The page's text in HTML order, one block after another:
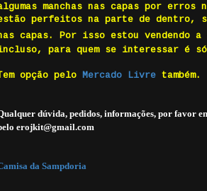
manchas nas capas por
perfeitos na parte de dentro,
capas. Por isso estou vendendo a
para quem se interessar é
opção pelo Mercado Livre também.
dúvida, pedidos, informações, por favor
erojkit@gmail.com
da Sampdoria